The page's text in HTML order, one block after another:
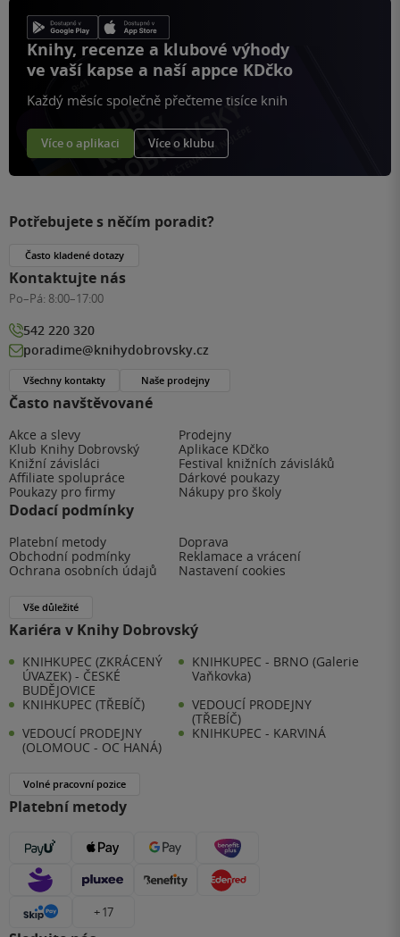
Knihy, recenze a klubové výhody
ve vaší kapse a naší appce KDčko
Každý měsíc společně přečteme tisíce knih
Více o aplikaci Více o klubu
Často navštěvované
Akce a slevy
Prodejny
Klub Knihy Dobrovský
Aplikace KDčko
Knižní závisláci
Festival knižních závisláků
Affiliate spolupráce
Dárkové poukazy
Poukazy pro firmy
Nákupy pro školy
Dodací podmínky
Platební metody
Doprava
Obchodní podmínky
Reklamace a vrácení
Ochrana osobních údajů
Nastavení cookies
Vše důležité
Kariéra v Knihy Dobrovský
KNIHKUPEC (ZKRÁCENÝ
ÚVAZEK) - ČESKÉ
BUDĚJOVICE
KNIHKUPEC - BRNO (Galerie
Vaňkovka)
KNIHKUPEC (TŘEBÍČ)
VEDOUCÍ PRODEJNY
(TŘEBÍČ)
VEDOUCÍ PRODEJNY
(OLOMOUC - OC HANÁ)
KNIHKUPEC - KARVINÁ
Volné pracovní pozice
Platební metody
+ 17
Potřebujete s něčím poradit?
Často kladené dotazy
Kontaktujte nás
Po–Pá: 8:00–17:00
542 220 320
poradime@knihydobrovsky.cz
Všechny kontakty Naše prodejny